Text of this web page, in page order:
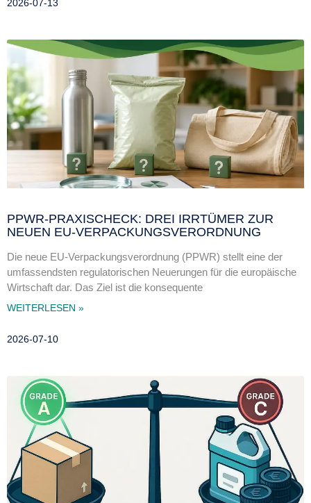
2026-07-13
PPWR-PRAXISCHECK: DREI IRRTÜMER ZUR
NEUEN EU-VERPACKUNGSVERORDNUNG
Die neue EU-Verpackungsverordnung (PPWR) stellt eine der
umfassendsten regulatorischen Neuerungen für die europäische
Wirtschaft dar. Das Ziel ist die konsequente
WEITERLESEN »
2026-07-10